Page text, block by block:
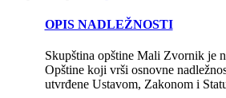
OPIS NADLEŽNOSTI
Skupština opštine Mali Zvornik je
Opštine koji vrši osnovne
utvrđene Ustavom, Zakonom i